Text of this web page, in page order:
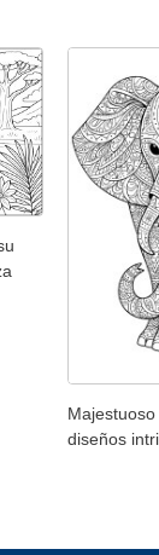
diseños